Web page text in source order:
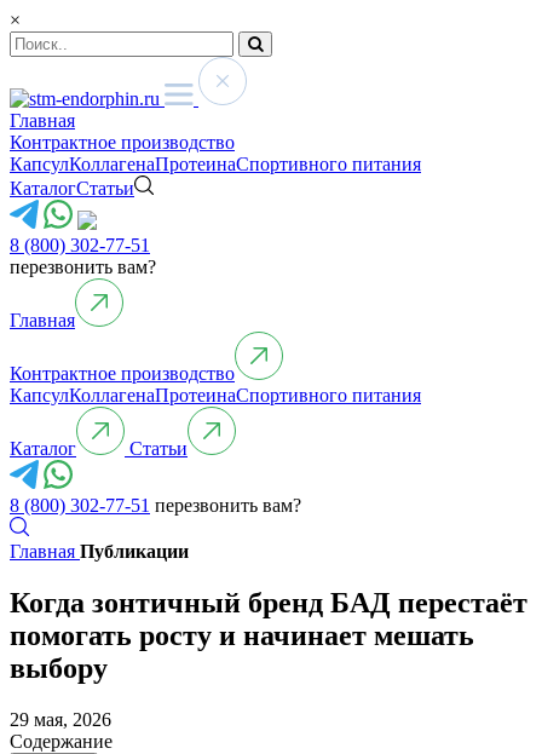
×
Главная
Контрактное производство
КапсулКоллагенаПротеинаСпортивного питания
КаталогСтатьи
8 (800) 302-77-51
перезвонить вам?
Главная
Контрактное производство
КапсулКоллагенаПротеинаСпортивного питания
Каталог Статьи
8 (800) 302-77-51 перезвонить вам?
Главная Публикации
Когда зонтичный бренд БАД перестаёт
помогать росту и начинает мешать
выбору
29 мая, 2026
Содержание